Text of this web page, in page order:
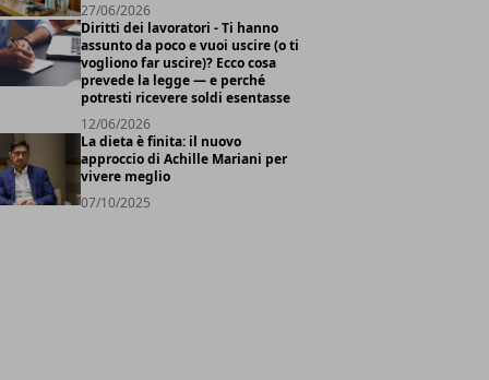
27/06/2026
Diritti dei lavoratori - Ti hanno
assunto da poco e vuoi uscire (o ti
vogliono far uscire)? Ecco cosa
prevede la legge — e perché
potresti ricevere soldi esentasse
12/06/2026
La dieta è finita: il nuovo
approccio di Achille Mariani per
vivere meglio
07/10/2025